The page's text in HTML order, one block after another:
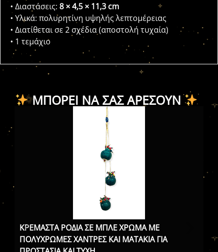
• Διαστάσεις: 8 × 4,5 × 11,3 cm
• Υλικά: πολυρητίνη υψηλής λεπτομέρειας
• Διατίθεται σε 2 σχέδια (αποστολή τυχαία)
• 1 τεμάχιο
ΜΠΟΡΕΊ ΝΑ ΣΑΣ ΑΡΈΣΟΥΝ
ΚΡΕΜΑΣΤΑ ΡΟΔΙΑ ΣΕ ΜΠΛΕ ΧΡΩΜΑ ΜΕ
ΠΟΛΥΧΡΩΜΕΣ ΧΑΝΤΡΕΣ ΚΑΙ ΜΑΤΑΚΙΑ ΓΙΑ